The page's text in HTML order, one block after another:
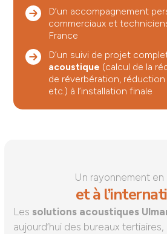
D’un accompagnement
commerciaux et
France
D’un suivi de projet
acoustique (calcul de la
de réverbération, réduction
etc.) à l’installation finale
Un rayonnement en
et à
Les solutions acoustiques
aujourd’hui des bureaux